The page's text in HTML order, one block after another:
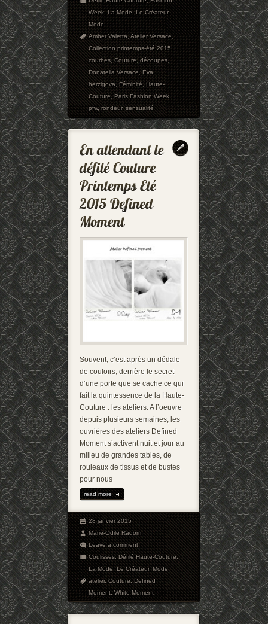
Week,La Mode,Le Créateur,
Mode
Amber Valetta,Atelier Versace,
Collection printemps-été 2015,
courbes,Couture,découpes,
Donatella Versace,Eva
herzigova,Féminité,Haute-
Couture,Paris Fashion Week,
pfw,rondeur,sensualité
Souvent, c’est après un dédale
de couloirs, derrière le secret
d’une porte que se cache ce qui
fait la quintessence de la Haute-
Couture : les ateliers. A l’oeuvre
depuis plusieurs semaines, les
ouvrières des ateliers Defined
Moment s’activent nuit et jour au
milieu de grandes tables, de
rouleaux de tissus et de bustes
pour nous
read more
28 janvier 2015
Marie-Odile Radom
Leave a comment
Coulisses,Défilé Haute-Couture,
La Mode,Le Créateur,Mode
atelier,Couture,Defined
Moment,White Moment